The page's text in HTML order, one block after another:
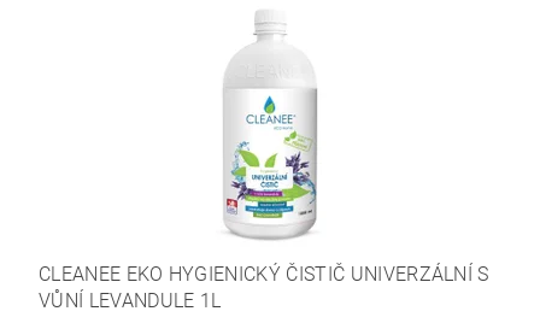
CLEANEE EKO HYGIENICKÝ ČISTIČ UNIVERZÁLNÍ S
VŮNÍ LEVANDULE 1L